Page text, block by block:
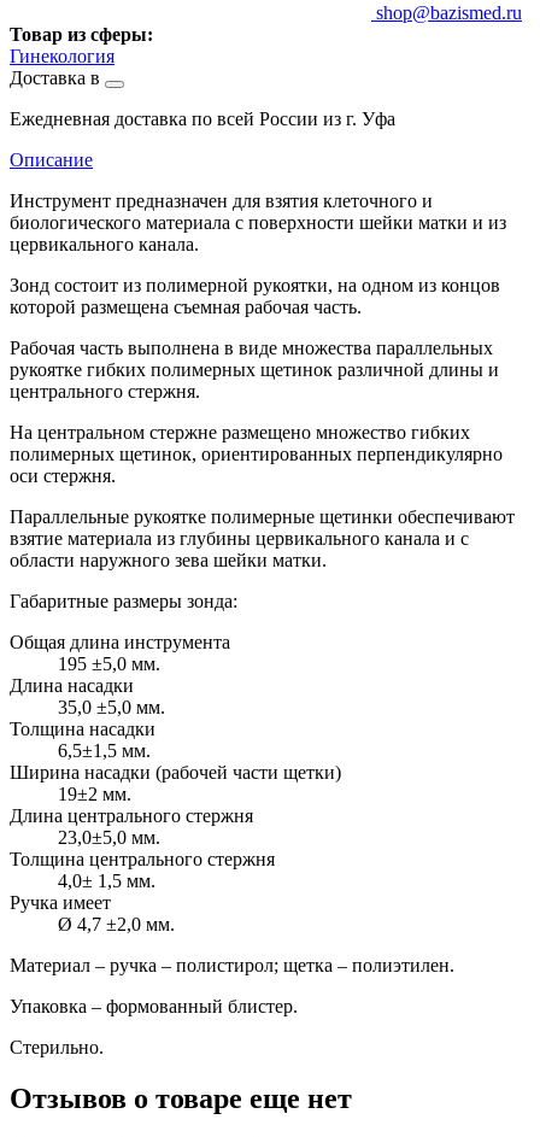
shop@bazismed.ru
Товар из сферы:
Гинекология
Доставка в
Ежедневная доставка по всей России из г. Уфа
Описание
Инструмент предназначен для взятия клеточного и
биологического материала с поверхности шейки матки и из
цервикального канала.
Зонд состоит из полимерной рукоятки, на одном из концов
которой размещена съемная рабочая часть.
Рабочая часть выполнена в виде множества параллельных
рукоятке гибких полимерных щетинок различной длины и
центрального стержня.
На центральном стержне размещено множество гибких
полимерных щетинок, ориентированных перпендикулярно
оси стержня.
Параллельные рукоятке полимерные щетинки обеспечивают
взятие материала из глубины цервикального канала и с
области наружного зева шейки матки.
Габаритные размеры зонда:
Общая длина инструмента
195 ±5,0 мм.
Длина насадки
35,0 ±5,0 мм.
Толщина насадки
6,5±1,5 мм.
Ширина насадки (рабочей части щетки)
19±2 мм.
Длина центрального стержня
23,0±5,0 мм.
Толщина центрального стержня
4,0± 1,5 мм.
Ручка имеет
Ø 4,7 ±2,0 мм.
Материал – ручка – полистирол; щетка – полиэтилен.
Упаковка – формованный блистер.
Стерильно.
Отзывов о товаре еще нет